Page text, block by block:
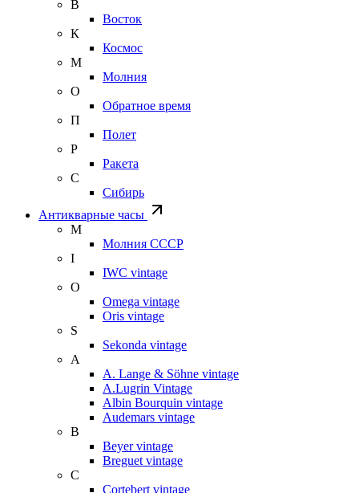
В
Восток
К
Космос
М
Молния
О
Обратное время
П
Полет
Р
Ракета
С
Сибирь
Антикварные часы
М
Молния СССР
I
IWC vintage
O
Omega vintage
Oris vintage
S
Sekonda vintage
A
A. Lange & Söhne vintage
A.Lugrin Vintage
Albin Bourquin vintage
Audemars vintage
B
Beyer vintage
Breguet vintage
C
Cortebert vintage